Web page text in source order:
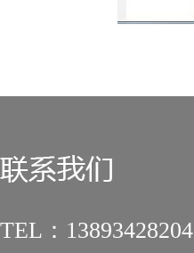
TEL：13893428204